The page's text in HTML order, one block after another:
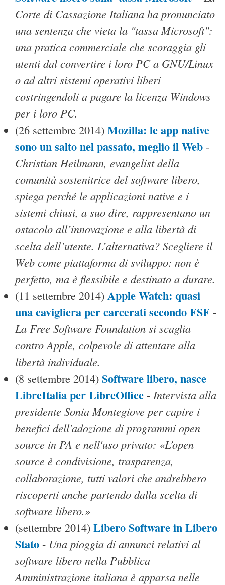
Corte di Cassazione Italiana ha pronunciato
una sentenza che vieta la "tassa Microsoft":
una pratica commerciale che scoraggia gli
utenti dal convertire i loro PC a GNU/Linux
o ad altri sistemi operativi liberi
costringendoli a pagare la licenza Windows
per i loro PC.
(26 settembre 2014) Mozilla: le app native
sono un salto nel passato, meglio il Web -
Christian Heilmann, evangelist della
comunità sostenitrice del software libero,
spiega perché le applicazioni native e i
sistemi chiusi, a suo dire, rappresentano un
ostacolo all’innovazione e alla libertà di
scelta dell’utente. L’alternativa? Scegliere il
Web come piattaforma di sviluppo: non è
perfetto, ma è flessibile e destinato a durare.
(11 settembre 2014) Apple Watch: quasi
una cavigliera per carcerati secondo FSF -
La Free Software Foundation si scaglia
contro Apple, colpevole di attentare alla
libertà individuale.
(8 settembre 2014) Software libero, nasce
LibreItalia per LibreOffice - Intervista alla
presidente Sonia Montegiove per capire i
benefici dell'adozione di programmi open
source in PA e nell'uso privato: «L’open
source è condivisione, trasparenza,
collaborazione, tutti valori che andrebbero
riscoperti anche partendo dalla scelta di
software libero.»
(settembre 2014) Libero Software in Libero
Stato - Una pioggia di annunci relativi al
software libero nella Pubblica
Amministrazione italiana è apparsa nelle